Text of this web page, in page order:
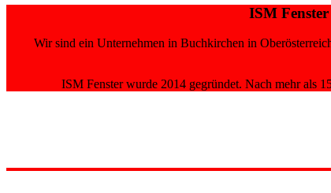
ISM
Wir sind ein Unternehmen in Buchkirchen in
ISM Fenster wurde 2014 gegründet. Nach mehr als